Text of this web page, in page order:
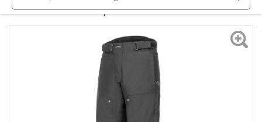
Pantaloni in tessuto Always